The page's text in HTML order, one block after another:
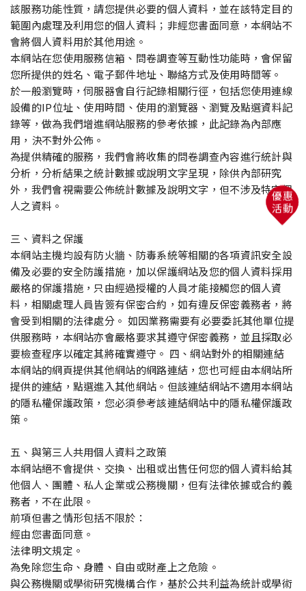
該服務功能性質，請您提供必要的個人資料，並在該特定目的
範圍內處理及利用您的個人資料；非經您書面同意，本網站不
會將個人資料用於其他用途。
本網站在您使用服務信箱、問卷調查等互動性功能時，會保留
您所提供的姓名、電子郵件地址、聯絡方式及使用時間等。
於一般瀏覽時，伺服器會自行記錄相關行徑，包括您使用連線
設備的IP位址、使用時間、使用的瀏覽器、瀏覽及點選資料記
錄等，做為我們增進網站服務的參考依據，此記錄為內部應
用，決不對外公佈。
為提供精確的服務，我們會將收集的問卷調查內容進行統計與
分析，分析結果之統計數據或說明文字呈現，除供內部研究
外，我們會視需要公佈統計數據及說明文字，但不涉及特定個
人之資料。
三、資料之保護
本網站主機均設有防火牆、防毒系統等相關的各項資訊安全設
備及必要的安全防護措施，加以保護網站及您的個人資料採用
嚴格的保護措施，只由經過授權的人員才能接觸您的個人資
料，相關處理人員皆簽有保密合約，如有違反保密義務者，將
會受到相關的法律處分。 如因業務需要有必要委託其他單位提
供服務時，本網站亦會嚴格要求其遵守保密義務，並且採取必
要檢查程序以確定其將確實遵守。 四、網站對外的相關連結
本網站的網頁提供其他網站的網路連結，您也可經由本網站所
提供的連結，點選進入其他網站。但該連結網站不適用本網站
的隱私權保護政策，您必須參考該連結網站中的隱私權保護政
策。
五、與第三人共用個人資料之政策
本網站絕不會提供、交換、出租或出售任何您的個人資料給其
他個人、團體、私人企業或公務機關，但有法律依據或合約義
務者，不在此限。
前項但書之情形包括不限於：
經由您書面同意。
法律明文規定。
為免除您生命、身體、自由或財產上之危險。
與公務機關或學術研究機構合作，基於公共利益為統計或學術
優惠
活動